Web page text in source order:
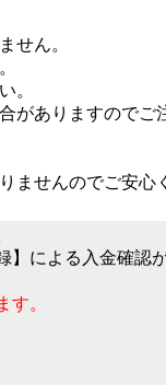
せん。
。
がありますのでご
ませんのでご安心
】による入金確認
。